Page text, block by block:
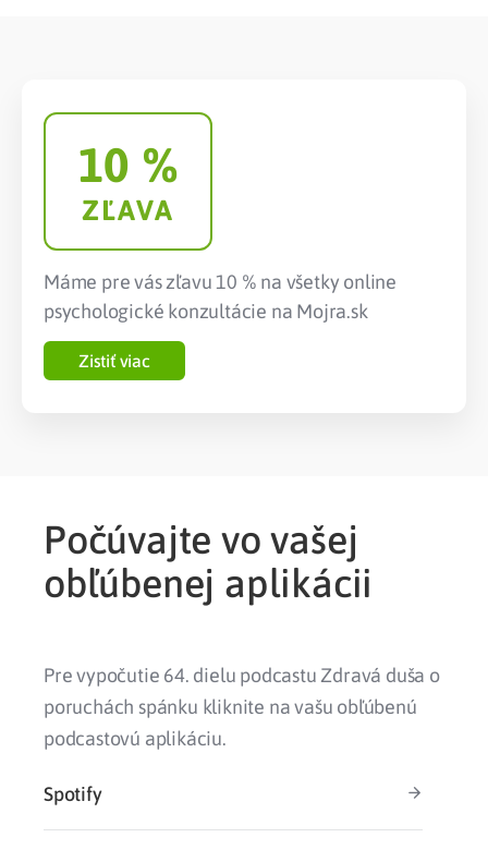
ZĽAVA
10 %
Máme pre vás zľavu 10 % na všetky online
psychologické konzultácie na Mojra.sk
Zistiť viac
Počúvajte vo vašej
obľúbenej aplikácii
Pre vypočutie 64. dielu podcastu Zdravá duša o
poruchách spánku kliknite na vašu obľúbenú
podcastovú aplikáciu.
Spotify